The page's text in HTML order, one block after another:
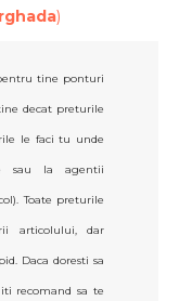
)
tine ponturi
decat preturile
le faci tu unde
sau la agentii
Toate preturile
articolului, dar
Daca doresti sa
recomand sa te